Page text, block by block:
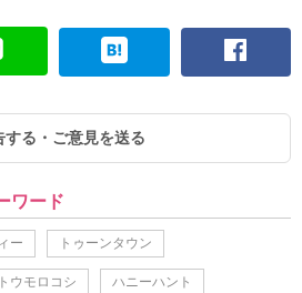
る・ご意見を送る
ワード
ー トゥーンタウン
トウモロコシ ハニーハント